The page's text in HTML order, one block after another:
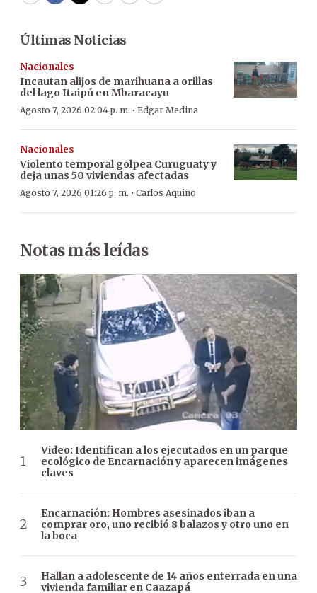
Últimas Noticias
Nacionales
Incautan alijos de marihuana a orillas
del lago Itaipú en Mbaracayu
Agosto 7, 2026 02:04 p. m. · Edgar Medina
Nacionales
Violento temporal golpea Curuguaty y
deja unas 50 viviendas afectadas
Agosto 7, 2026 01:26 p. m. · Carlos Aquino
Notas más leídas
Video: Identifican a los ejecutados en un parque
ecológico de Encarnación y aparecen imágenes
claves
Encarnación: Hombres asesinados iban a
comprar oro, uno recibió 8 balazos y otro uno en
la boca
Hallan a adolescente de 14 años enterrada en una
vivienda familiar en Caazapá